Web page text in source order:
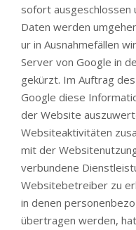
sofort ausgeschlossen
Daten werden
ur in Ausnahmefällen
Server von Google in
gekürzt. Im Auftrag
Google diese
der Website
Websiteaktivitäten
mit der
verbundene
Websitebetreiber zu
in denen
übertragen werden,